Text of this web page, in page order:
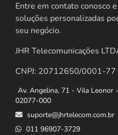
Entre em contato conosco
soluções personalizadas
seu negócio.
JHR Telecomunicações
CNPJ: 20712650/0001-77
Av. Angelina, 71 - Vila Leonor
02077-000
suporte@jhrtelecom.com.br
011 96907-3729